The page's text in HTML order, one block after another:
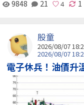
9848 21 1
股童
2026/08/07
2026/08/07
電子休兵！油價升